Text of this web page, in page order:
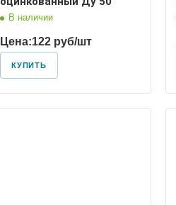
В наличии
Цена:122 руб/шт
КУПИТЬ